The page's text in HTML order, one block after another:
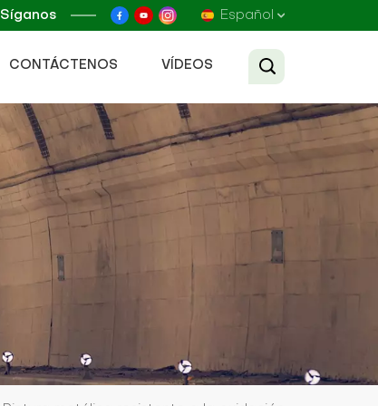
Síganos Español
Français
Русский
CONTÁCTENOS VÍDEOS